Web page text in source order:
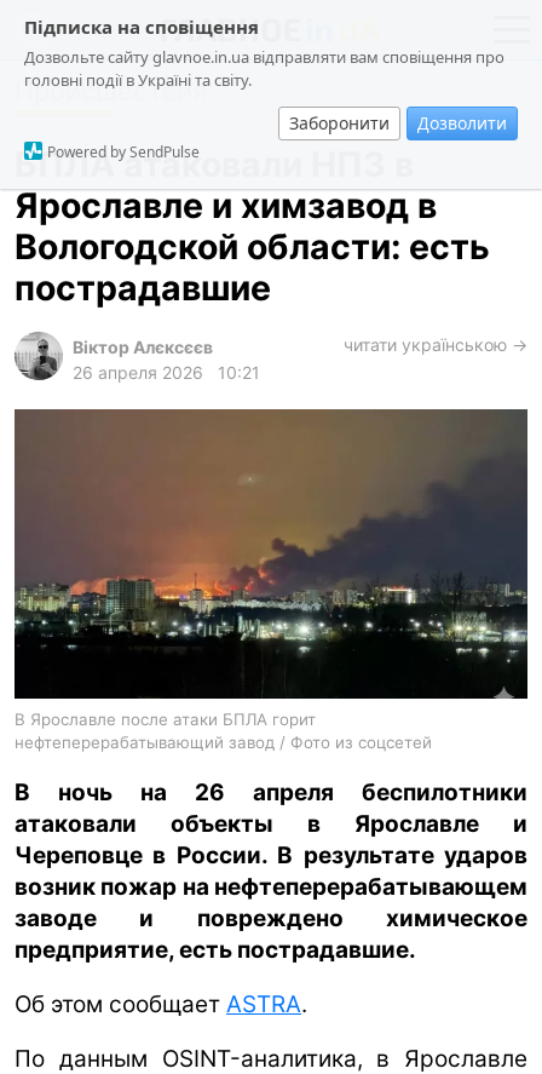
Підписка на сповіщення
Дозвольте сайту glavnoe.in.ua відправляти вам сповіщення про
головні події в Україні та світу.
Заборонити Дозволити
Powered by SendPulse
новости
о проекте
общество
происшествия
криминал
gambling
ua ru en
Происшествия
БПЛА атаковали НПЗ в
Ярославле и химзавод в
Вологодской области: есть
пострадавшие
Віктор Алєксєєв
26 апреля 2026
10:21
читати українською →
В Ярославле после атаки БПЛА горит
нефтеперерабатывающий завод / Фото из соцсетей
В ночь на 26 апреля беспилотники
атаковали объекты в Ярославле и
Череповце в России. В результате ударов
возник пожар на нефтеперерабатывающем
заводе и повреждено химическое
предприятие, есть пострадавшие.
Об этом сообщает ASTRA.
По данным OSINT-аналитика, в Ярославле